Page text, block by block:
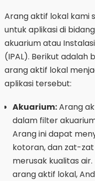
Arang aktif lokal kami
untuk aplikasi di
akuarium atau
(IPAL). Berikut
arang aktif lokal
aplikasi tersebut:
Akuarium:Arang
dalam filter
Arang ini dapat
kotoran, dan zat-
merusak kualitas
arang aktif lokal,